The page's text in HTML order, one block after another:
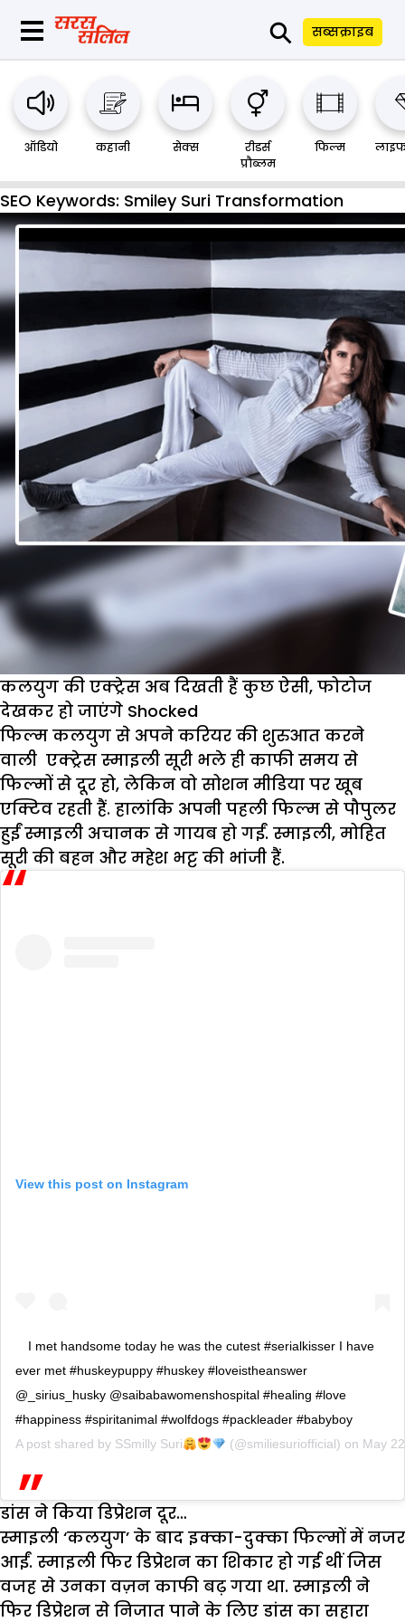
⚲ सब्सक्राइब
ऑडियो कहानी सेक्स
रीडर्स
प्रौब्लम
फिल्म
SEO Keywords: Smiley Suri Transformation
कलयुग की एक्ट्रेस अब दिखती हैं कुछ ऐसी, फोटोज
देखकर हो जाएंगे Shocked
फिल्म कलयुग से अपने करियर की शुरुआत करने
वाली एक्ट्रेस स्माइली सूरी भले ही काफी समय से
फिल्मों से दूर हो, लेकिन वो सोशन मीडिया पर खूब
एक्टिव रहती हैं. हालांकि अपनी पहली फिल्म से पौपुलर
हुईं स्माइली अचानक से गायब हो गईं. स्माइली, मोहित
सूरी की बहन और महेश भट्ट की भांजी हैं.
View this post on Instagram
I met handsome today he was the cutest #serialkisser I have
ever met #huskeypuppy #huskey #loveistheanswer
@_sirius_husky @saibabawomenshospital #healing #love
#happiness #spiritanimal #wolfdogs #packleader #babyboy
A post shared by SSmilly Suri (@smiliesuriofficial) on May
डांस ने किया डिप्रेशन दूर…
स्माइली ‘कलयुग’ के बाद इक्का-दुक्का फिल्मों में नजर
आईं. स्माइली फिर डिप्रेशन का शिकार हो गई थीं जिस
वजह से उनका वज़न काफी बढ़ गया था. स्माइली ने
फिर डिप्रेशन से निजात पाने के लिए डांस का सहारा